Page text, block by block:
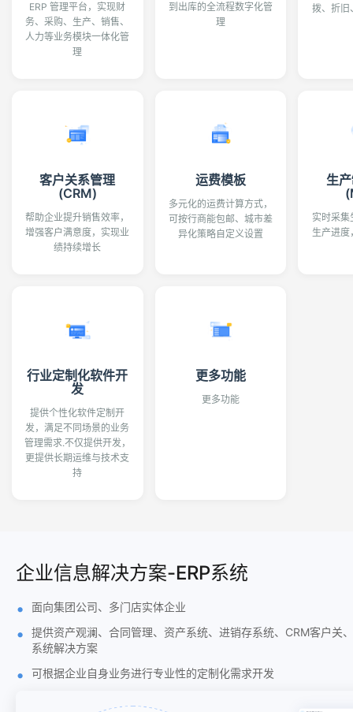
ERP 管理平台，实现财
务、采购、生产、销售、
人力等业务模块一体化管
理
到出库的全流程数字化管
理
拨、折旧
客户关系管理
(CRM)
帮助企业提升销售效率，
增强客户满意度，实现业
绩持续增长
运费模板
多元化的运费计算方式，
可按行商能包邮、城市差
异化策略自定义设置
生
实时采集
生产进度
行业定制化软件开
发
提供个性化软件定制开
发，满足不同场景的业务
管理需求.不仅提供开发，
更提供长期运维与技术支
持
更多功能
更多功能
企业信息解决方案-ERP系统
面向集团公司、多门店实体企业
提供资产观澜、合同管理、资产系统、进销存系统、CRM客户关
系统解决方案
可根据企业自身业务进行专业性的定制化需求开发